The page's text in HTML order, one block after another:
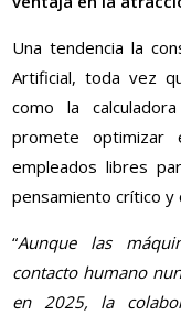
Una tendencia la
Artificial, toda vez
como la
promete
empleados libres
pensamiento crítico y
“Aunque las
contacto humano
en 2025, la